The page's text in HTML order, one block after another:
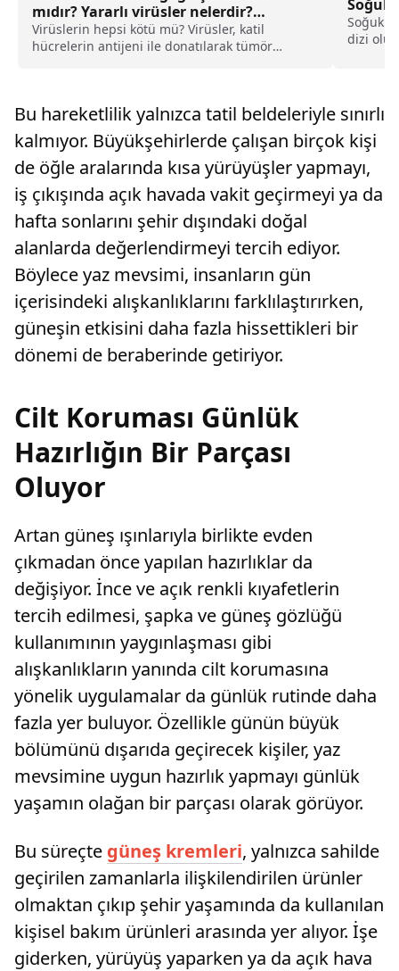
mıdır? Yararlı virüsler nelerdir?
Virüs çeşitleri
Virüslerin hepsi kötü mü? Virüsler, katil
hücrelerin antijeni ile donatılarak tümör
Soğuk
Soğuk
dizi
Bu hareketlilik yalnızca tatil beldeleriyle sınırlı
kalmıyor. Büyükşehirlerde çalışan birçok kişi
de öğle aralarında kısa yürüyüşler yapmayı,
iş çıkışında açık havada vakit geçirmeyi ya da
hafta sonlarını şehir dışındaki doğal
alanlarda değerlendirmeyi tercih ediyor.
Böylece yaz mevsimi, insanların gün
içerisindeki alışkanlıklarını farklılaştırırken,
güneşin etkisini daha fazla hissettikleri bir
dönemi de beraberinde getiriyor.
Cilt Koruması Günlük
Hazırlığın Bir Parçası
Oluyor
Artan güneş ışınlarıyla birlikte evden
çıkmadan önce yapılan hazırlıklar da
değişiyor. İnce ve açık renkli kıyafetlerin
tercih edilmesi, şapka ve güneş gözlüğü
kullanımının yaygınlaşması gibi
alışkanlıkların yanında cilt korumasına
yönelik uygulamalar da günlük rutinde daha
fazla yer buluyor. Özellikle günün büyük
bölümünü dışarıda geçirecek kişiler, yaz
mevsimine uygun hazırlık yapmayı günlük
yaşamın olağan bir parçası olarak görüyor.
Bu süreçte güneş kremleri, yalnızca sahilde
geçirilen zamanlarla ilişkilendirilen ürünler
olmaktan çıkıp şehir yaşamında da kullanılan
kişisel bakım ürünleri arasında yer alıyor. İşe
giderken, yürüyüş yaparken ya da açık hava